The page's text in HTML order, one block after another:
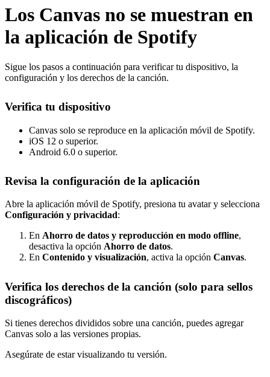
Los Canvas no se muestran en
la aplicación de Spotify
Sigue los pasos a continuación para verificar tu dispositivo, la
configuración y los derechos de la canción.
Verifica tu dispositivo
Canvas solo se reproduce en la aplicación móvil de Spotify.
iOS 12 o superior.
Android 6.0 o superior.
Revisa la configuración de la aplicación
Abre la aplicación móvil de Spotify, presiona tu avatar y selecciona
Configuración y privacidad:
En Ahorro de datos y reproducción en modo offline,
desactiva la opción Ahorro de datos.
En Contenido y visualización, activa la opción Canvas.
Verifica los derechos de la canción (solo para sellos
discográficos)
Si tienes derechos divididos sobre una canción, puedes agregar
Canvas solo a las versiones propias.
Asegúrate de estar visualizando tu versión.